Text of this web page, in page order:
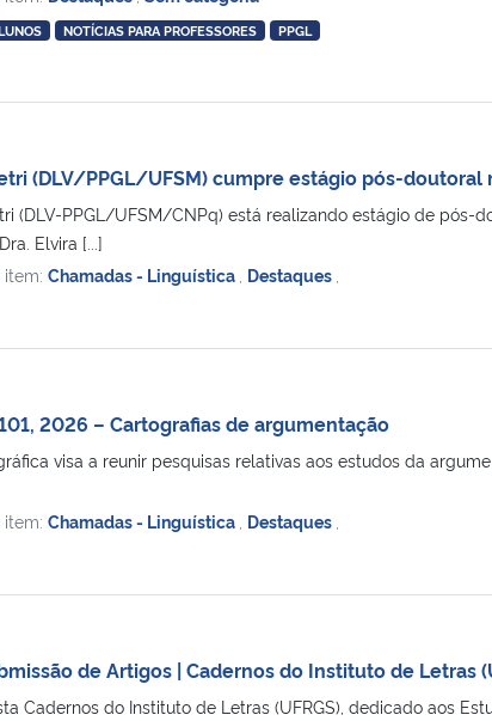
NOTÍCIAS PARA PROFESSORES PPGL
(DLV/PPGL/UFSM) cumpre estágio pós-
(DLV-PPGL/UFSM/CNPq) está realizando estágio de pós-
Elvira [...]
Chamadas - Linguística Destaques
2026 – Cartografias de argumentação
visa a reunir pesquisas relativas aos estudos da
Chamadas - Linguística Destaques
de Artigos | Cadernos do Instituto de Letras
Cadernos do Instituto de Letras (UFRGS), dedicado aos